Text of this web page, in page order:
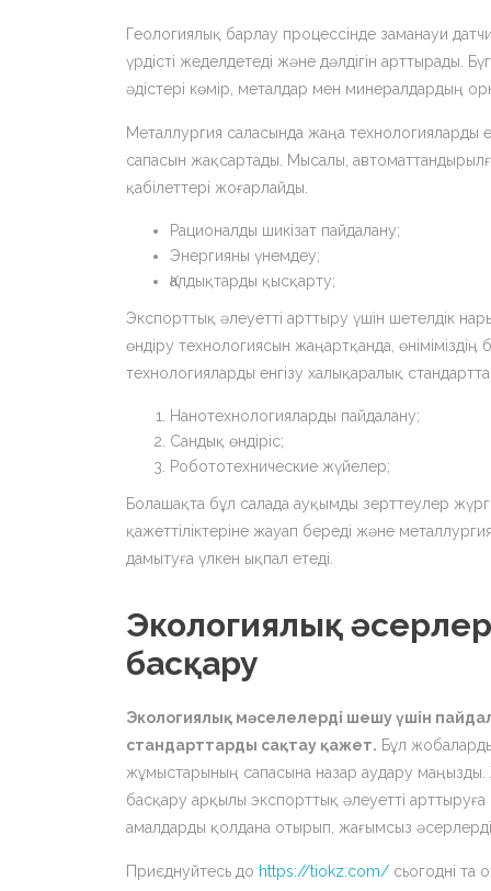
Геологиялық барлау процессінде заманауи
үрдісті жеделдетеді және дәлдігін арттырады.
әдістері көмір, металдар мен минералдардың
Металлургия саласында жаңа технологияларды
сапасын жақсартады. Мысалы,
қабілеттері жоғарлайды.
Рационалды шикізат пайдалану;
Энергияны үнемдеу;
Қалдықтарды қысқарту;
Экспорттық әлеуетті арттыру үшін шетелдік
өндіру технологиясын жаңартқанда, өніміміздің
технологияларды енгізу халықаралық
Нанотехнологияларды пайдалану;
Сандық өндіріс;
Робототехнические жүйелер;
Болашақта бұл салада ауқымды зерттеулер
қажеттіліктеріне жауап береді және
дамытуға үлкен ықпал етеді.
Экологиялық
басқару
Экологиялық мәселелерді шешу үшін
стандарттарды сақтау қажет. Бұл
жұмыстарының сапасына назар аудару маңызды.
басқару арқылы экспорттық әлеуетті
амалдарды қолдана отырып, жағымсыз
Приєднуйтесь до https://tiokz.com/ сьогодні та